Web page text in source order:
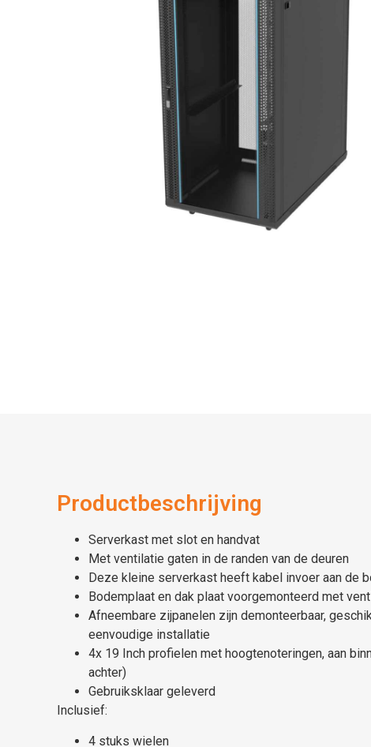
Productbeschrijving
Serverkast met slot en handvat
Met ventilatie gaten in de randen van de deuren
Deze kleine serverkast heeft kabel invoer aan de
Bodemplaat en dak plaat voorgemonteerd met
Afneembare zijpanelen zijn demonteerbaar,
eenvoudige installatie
4x 19 Inch profielen met hoogtenoteringen, aan
achter)
Gebruiksklaar geleverd
Inclusief:
4 stuks wielen